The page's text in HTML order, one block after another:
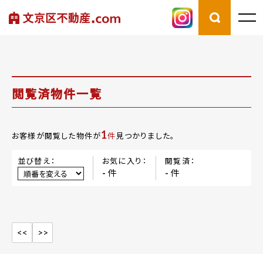
閲覧済物件一覧
お客様が閲覧した物件が1件見つかりました。
並び替え： お気に入り：
- 件
閲覧済：
- 件
<< >>